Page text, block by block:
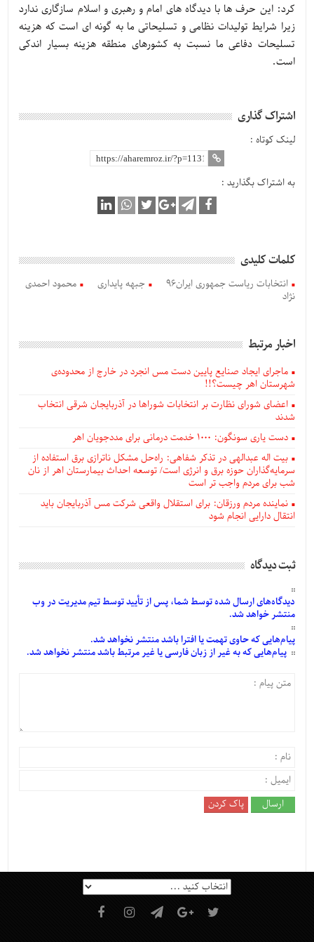
کرد: این حرف ها با دیدگاه های امام و رهبری و اسلام سازگاری ندارد
زیرا شرایط تولیدات نظامی و تسلیحاتی ما به گونه ای است که هزینه
تسلیحات دفاعی ما نسبت به کشورهای منطقه هزینه بسیار اندکی
است.
اشتراک گذاری
لینک کوتاه :
به اشتراک بگذارید :
کلمات کلیدی
انتخابات ریاست جمهوری ایران96 جبهه پایداری
محمود احمدی
نژاد
اخبار مرتبط
ماجرای ایجاد صنایع پایین دست مس انجرد در خارج از محدوده‌ی
شهرستان اهر چیست؟!!
اعضای شورای نظارت بر انتخابات شوراها در آذربایجان شرقی انتخاب
شدند
دست یاری سونگون: ۱۰۰۰ خدمت درمانی برای مددجویان اهر
بیت اله عبدالهی در تذکر شفاهی: راه‌حل مشکل ناترازی برق استفاده از
سرمایه‌گذاران حوزه برق و انرژی است/ توسعه احداث بیمارستان اهر از نان
شب برای مردم واجب تر است
نماینده مردم ورزقان: برای استقلال واقعی شرکت مس آذربایجان باید
انتقال دارایی انجام شود
ثبت دیدگاه
دیدگاه‌هایارسالشدهتوسط شما، پس ازتأییدتوسط تیم مدیریت در وب
منتشر خواهد شد.
پیام‌هاییکه حاوی تهمت یا افترا باشد منتشر نخواهد شد.
پیام‌هاییکه به غیر از زبان فارسی یا غیر مرتبط باشد منتشر نخواهد شد.